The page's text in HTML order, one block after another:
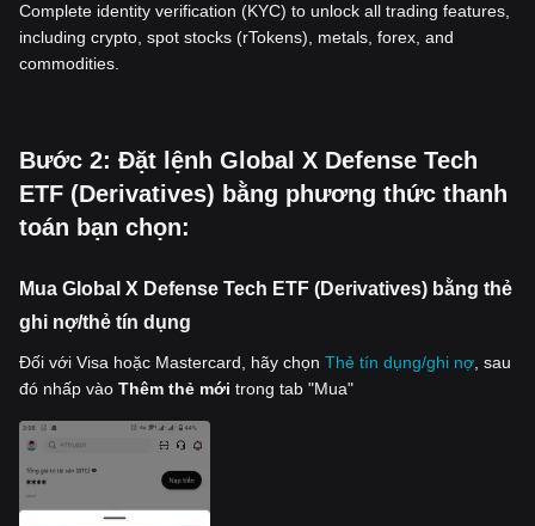
Complete identity verification (KYC) to unlock all trading features,
including crypto, spot stocks (rTokens), metals, forex, and
commodities.
‌Bước 2: Đặt lệnh Global X Defense Tech
ETF (Derivatives) bằng phương thức thanh
toán bạn chọn:
Mua Global X Defense Tech ETF (Derivatives) bằng thẻ
ghi nợ/thẻ tín dụng
Đối với Visa hoặc Mastercard, hãy chọn Thẻ tín dụng/ghi nợ , sau
đó nhấp vào Thêm thẻ mới trong tab "Mua"